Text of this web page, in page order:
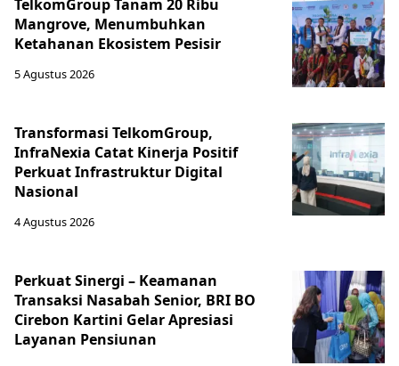
TelkomGroup Tanam 20 Ribu
Mangrove, Menumbuhkan
Ketahanan Ekosistem Pesisir
5 Agustus 2026
Transformasi TelkomGroup,
InfraNexia Catat Kinerja Positif
Perkuat Infrastruktur Digital
Nasional
4 Agustus 2026
Perkuat Sinergi – Keamanan
Transaksi Nasabah Senior, BRI BO
Cirebon Kartini Gelar Apresiasi
Layanan Pensiunan